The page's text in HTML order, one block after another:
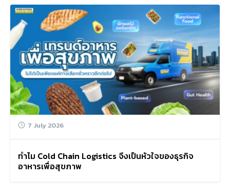
7 July 2026
ทำไม Cold Chain Logistics จึงเป็นหัวใจของธุรกิจ
อาหารเพื่อสุขภาพ